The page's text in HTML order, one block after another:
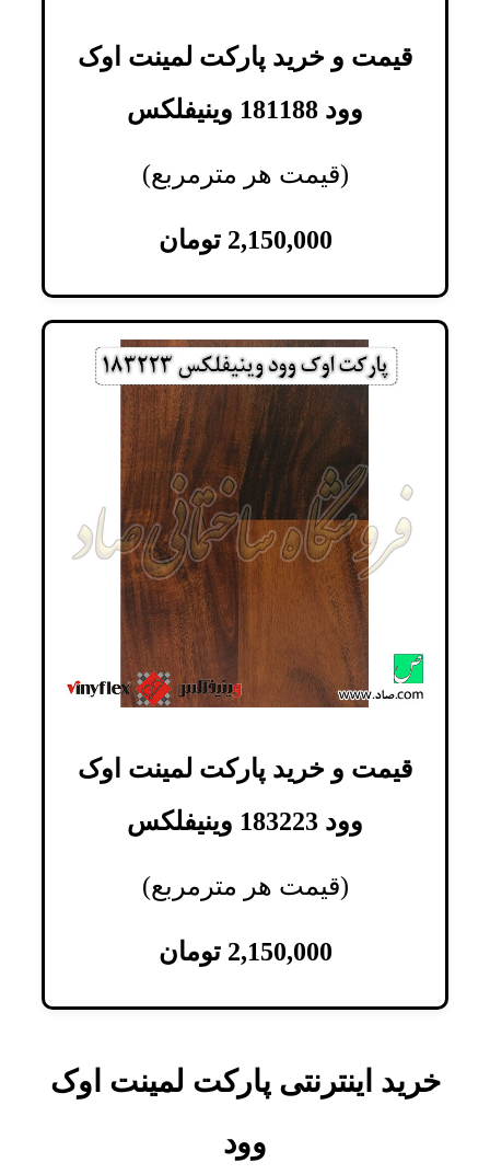
قیمت و خرید پارکت لمینت اوک
وود 181188 وینیفلکس
(قیمت هر مترمربع)
2,150,000 تومان
قیمت و خرید پارکت لمینت اوک
وود 183223 وینیفلکس
(قیمت هر مترمربع)
2,150,000 تومان
خرید اینترنتی پارکت لمینت اوک
وود